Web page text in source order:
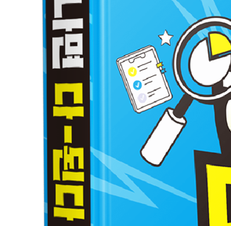
을 투명하게 만들어 이미지 합성하기
투명 영역으로 만들기
기·챗GPT에서 만든 투명 영역
미지 합성하기
기·챗GPT에서 실행되는 웹용 포토샵
기·내보내기 형태로 저장하기
지 밝기와 채도 조정하기
으로 완성하는 선명한 이미지
밝기 조정하기